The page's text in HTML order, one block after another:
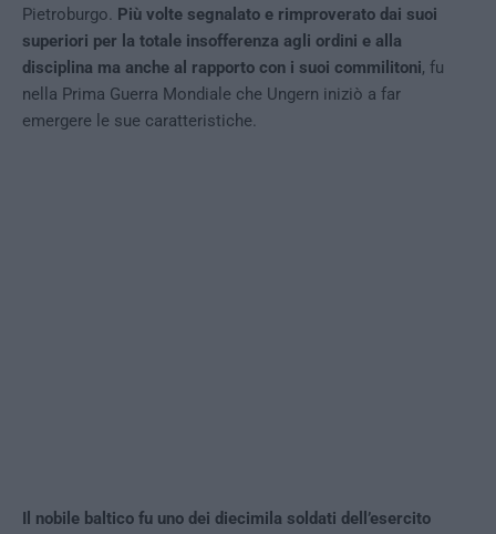
Pietroburgo. Più volte segnalato e rimproverato dai suoi
superiori per la totale insofferenza agli ordini e alla
disciplina ma anche al rapporto con i suoi commilitoni, fu
nella Prima Guerra Mondiale che Ungern iniziò a far
emergere le sue caratteristiche.
Il nobile baltico fu uno dei diecimila soldati dell’esercito